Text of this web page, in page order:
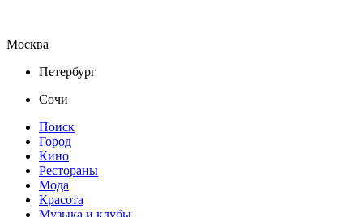
Москва
Петербург
Сочи
Поиск
Город
Кино
Рестораны
Мода
Красота
Музыка и клубы